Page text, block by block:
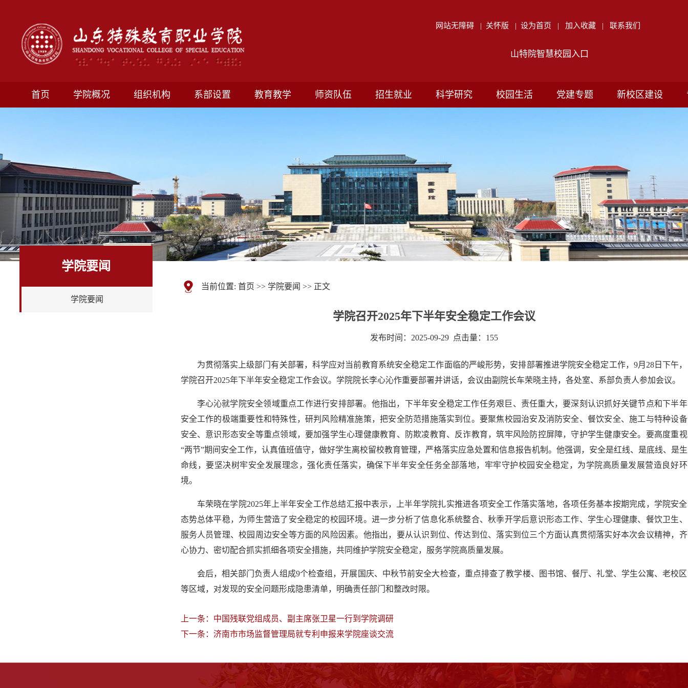
网站无障碍 | 关怀版 | 设为首页 | 加入收藏 | 联系我们
山特院智慧校园入口
首页 学院概况 组织机构 系部设置 教育教学 师资队伍 招生就业 科学研究 校园生活 党建专题 新校区建设
学院要闻
学院要闻
当前位置: 首页 >> 学院要闻 >> 正文
学院召开2025年下半年安全稳定工作会议
发布时间：2025-09-29 点击量： 155
为贯彻落实上级部门有关部署，科学应对当前教育系统安全稳定工作面临的严峻形势，安排部署推进学院安全稳定工作，9月28日下午，
学院召开2025年下半年安全稳定工作会议。学院院长李心沁作重要部署并讲话，会议由副院长车荣晓主持，各处室、系部负责人参加会议。
李心沁就学院安全领域重点工作进行安排部署。他指出，下半年安全稳定工作任务艰巨、责任重大，要深刻认识抓好关键节点和下半年
安全工作的极端重要性和特殊性，研判风险精准施策，把安全防范措施落实到位。要聚焦校园治安及消防安全、餐饮安全、施工与特种设备
安全、意识形态安全等重点领域，要加强学生心理健康教育、防欺凌教育、反诈教育，筑牢风险防控屏障，守护学生健康安全。要高度重视
“两节”期间安全工作，认真值班值守，做好学生离校留校教育管理，严格落实应急处置和信息报告机制。他强调，安全是红线、是底线、是生
命线，要坚决树牢安全发展理念，强化责任落实，确保下半年安全任务全部落地，牢牢守护校园安全稳定，为学院高质量发展营造良好环
境。
车荣晓在学院2025年上半年安全工作总结汇报中表示，上半年学院扎实推进各项安全工作落实落地，各项任务基本按期完成，学院安全
态势总体平稳，为师生营造了安全稳定的校园环境。进一步分析了信息化系统整合、秋季开学后意识形态工作、学生心理健康、餐饮卫生、
服务人员管理、校园周边安全等方面的风险因素。他指出，要从认识到位、传达到位、落实到位三个方面认真贯彻落实好本次会议精神，齐
心协力、密切配合抓实抓细各项安全措施，共同维护学院安全稳定，服务学院高质量发展。
会后，相关部门负责人组成9个检查组，开展国庆、中秋节前安全大检查，重点排查了教学楼、图书馆、餐厅、礼堂、学生公寓、老校区
等区域，对发现的安全问题形成隐患清单，明确责任部门和整改时限。
上一条： 中国残联党组成员、副主席张卫星一行到学院调研
下一条： 济南市市场监督管理局就专利申报来学院座谈交流